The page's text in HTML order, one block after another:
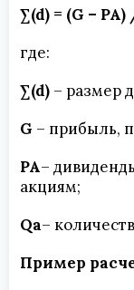
∑(d) = (G – PA)
где:
∑(d) – размер
G – прибыль,
PA–
акциям;
Qa–
Пример